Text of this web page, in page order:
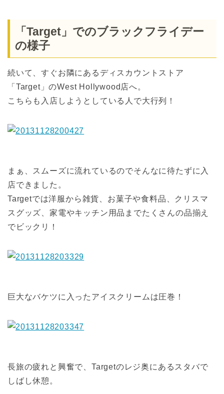
「Target」でのブラックフライデー
の様子
続いて、すぐお隣にあるディスカウントストア
「Target」のWest Hollywood店へ。
こちらも入店しようとしている人で大行列！
まぁ、スムーズに流れているのでそんなに待たずに入
店できました。
Targetでは洋服から雑貨、お菓子や食料品、クリスマ
スグッズ、家電やキッチン用品までたくさんの品揃え
でビックリ！
巨大なバケツに入ったアイスクリームは圧巻！
長旅の疲れと興奮で、Targetのレジ奥にあるスタバで
しばし休憩。